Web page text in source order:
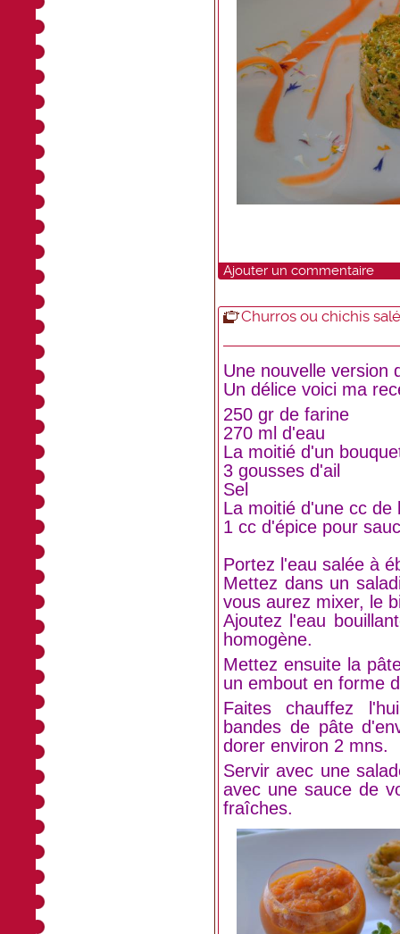
Ajouter un commentaire
Churros ou chichis
Une nouvelle version
Un délice voici ma
250 gr de farine
270 ml d'eau
La moitié d'un
3 gousses d'ail
Sel
La moitié d'une cc de
1 cc d'épice pour
Portez l'eau salée à
Mettez dans un
vous aurez mixer, le
Ajoutez l'eau
homogène.
Mettez ensuite la
un embout en forme
Faites chauffez
bandes de pâte
dorer environ 2 mns.
Servir avec une
avec une sauce de
fraîches.